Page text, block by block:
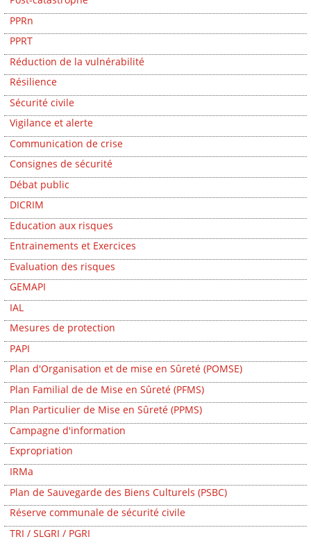
PPRn
PPRT
Réduction de la vulnérabilité
Résilience
Sécurité civile
Vigilance et alerte
Communication de crise
Consignes de sécurité
Débat public
DICRIM
Education aux risques
Entrainements et Exercices
Evaluation des risques
GEMAPI
IAL
Mesures de protection
PAPI
Plan d'Organisation et de mise en Sûreté (POMSE)
Plan Familial de de Mise en Sûreté (PFMS)
Plan Particulier de Mise en Sûreté (PPMS)
Campagne d'information
Expropriation
IRMa
Plan de Sauvegarde des Biens Culturels (PSBC)
Réserve communale de sécurité civile
TRI / SLGRI / PGRI